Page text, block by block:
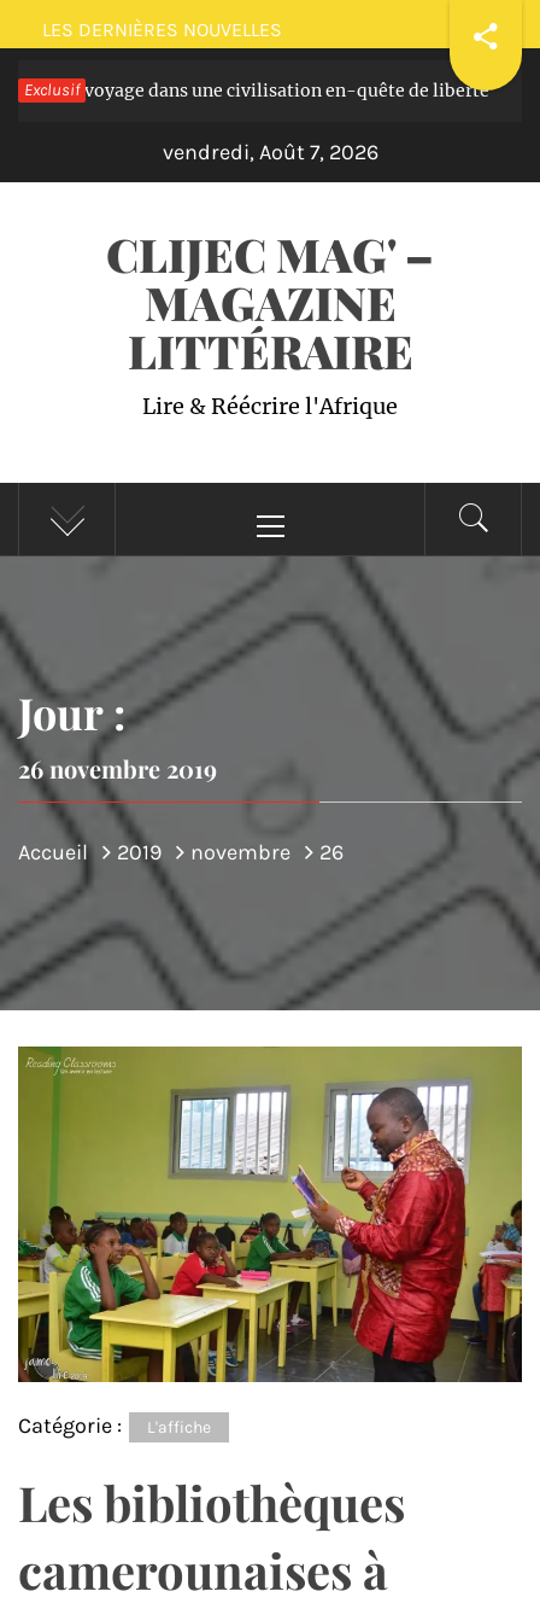
Passer
au
contenu
LES DERNIÈRES NOUVELLES
Exclusifvoyage dans une civilisation en-quête de liberté
vendredi, Août 7, 2026
CLIJEC MAG' –
MAGAZINE
LITTÉRAIRE
Lire & Réécrire l'Afrique
principal
Jour :
26 novembre 2019
Accueil 2019 novembre 26
Catégorie : L'affiche
Les bibliothèques
camerounaises à